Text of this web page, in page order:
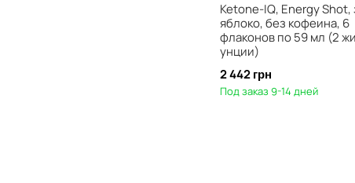
Ketone-IQ, Energy
яблоко, без кофеина, 6
флаконов по 59 мл (2
унции)
2 442 грн
Под заказ 9-14 дней